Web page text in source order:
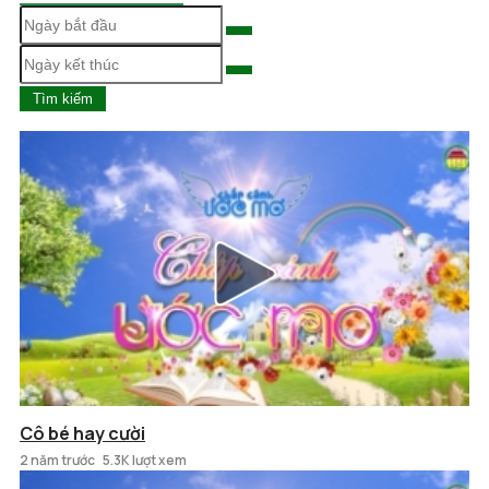
Tìm kiếm
Cô bé hay cười
2 năm trước 5.3K lượt xem